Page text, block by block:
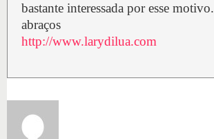
bastante interessada por esse motivo.
abraços
http://www.larydilua.com